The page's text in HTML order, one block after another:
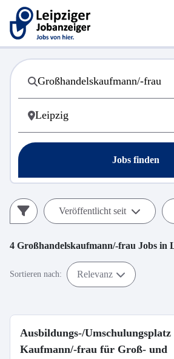
Jobs finden
Veröffentlicht seit
4 Großhandelskaufmann/-frau Jobs in
Sortieren nach: Relevanz
Ausbildungs-/Umschulungsplatz
Kaufmann/-frau für Groß- und